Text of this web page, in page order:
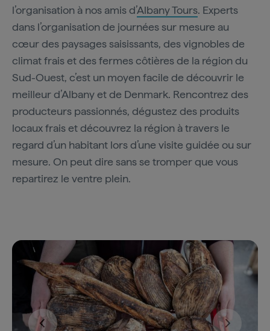
l’organisation à nos amis d’Albany Tours. Experts
dans l’organisation de journées sur mesure au
cœur des paysages saisissants, des vignobles de
climat frais et des fermes côtières de la région du
Sud-Ouest, c’est un moyen facile de découvrir le
meilleur d’Albany et de Denmark. Rencontrez des
producteurs passionnés, dégustez des produits
locaux frais et découvrez la région à travers le
regard d’un habitant lors d’une visite guidée ou sur
mesure. On peut dire sans se tromper que vous
repartirez le ventre plein.